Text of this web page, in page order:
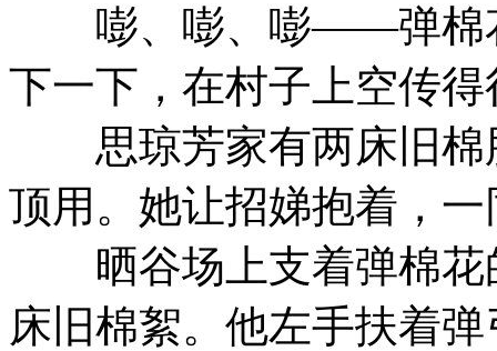
嘭、嘭、嘭——弹棉花
下一下，在村子上空传得
思琼芳家有两床旧棉
顶用。她让招娣抱着，
晒谷场上支着弹棉花
床旧棉絮。他左手扶着